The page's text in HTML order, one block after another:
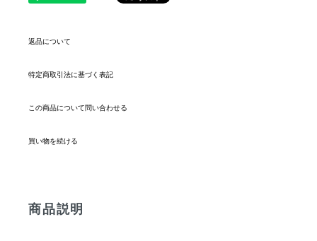
返品について
特定商取引法に基づく表記
この商品について問い合わせる
買い物を続ける
商品説明